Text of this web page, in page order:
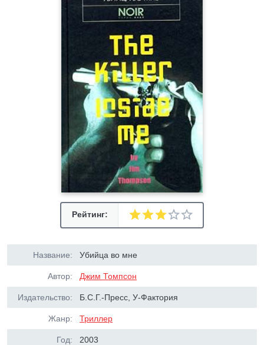
Рейтинг:
Название: Убийца во мне
Автор: Джим Томпсон
Издательство: Б.С.Г.-Пресс, У-Фактория
Жанр: Триллер
Год: 2003